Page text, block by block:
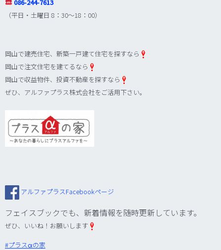
086-244-7613
（平日・土曜日 8：30～18：00）
岡山で建売住宅、新築一戸建て住宅を探すなら
岡山で注文住宅を建てるなら
岡山で収益物件、投資不動産を探すなら
ぜひ、アルファプラス株式会社をご活用下さい。
アルファプラスFacebookページ
フェイスブックでも、新着情報を随時更新しています。
ぜひ、いいね！お願いします
‪#‎プラスαの家‬